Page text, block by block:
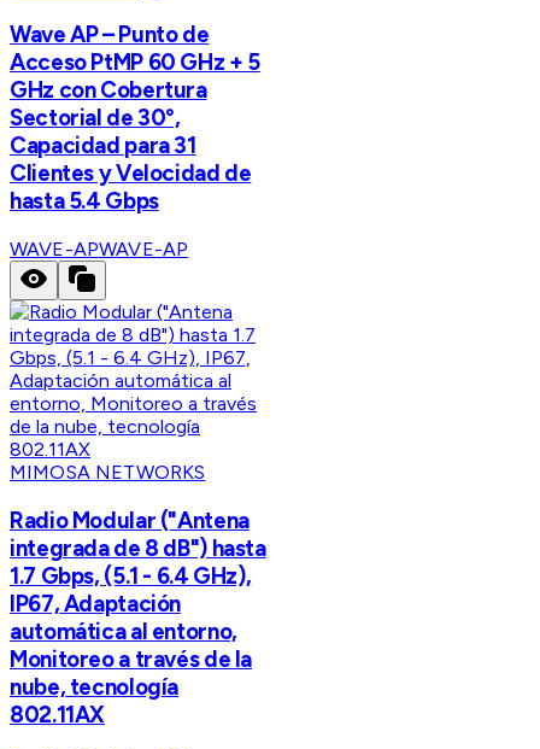
Wave AP – Punto de
Acceso PtMP 60 GHz + 5
GHz con Cobertura
Sectorial de 30°,
Capacidad para 31
Clientes y Velocidad de
hasta 5.4 Gbps
WAVE-APWAVE-AP
MIMOSA NETWORKS
Radio Modular ("Antena
integrada de 8 dB") hasta
1.7 Gbps, (5.1 - 6.4 GHz),
IP67, Adaptación
automática al entorno,
Monitoreo a través de la
nube, tecnología
802.11AX